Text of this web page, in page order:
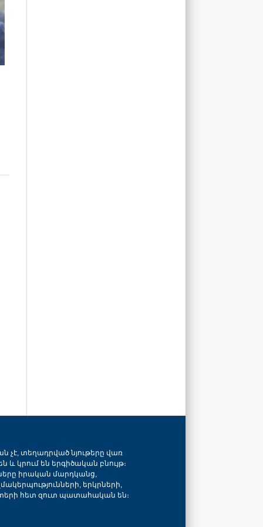
չէ, տեղադրված նյութերը վառ
և կրում են երգիծական բնույթ։
իրական մարդկանց,
երկրների,
հետ զուտ պատահական են։